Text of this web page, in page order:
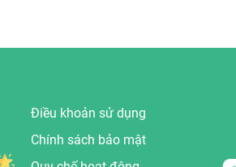
Điều khoản sử dụng
Chính sách bảo mật